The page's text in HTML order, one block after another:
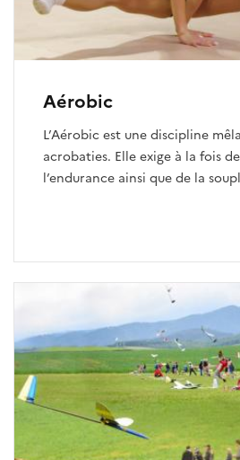
Aérobic
L’Aérobic est une discipline
acrobaties. Elle exige à la fois
l’endurance ainsi que de la
capter l’attention du public et
harmonieusement des
éléments de difficulté. Les
être effectués en individuel, en
groupe (5 gymnastes).